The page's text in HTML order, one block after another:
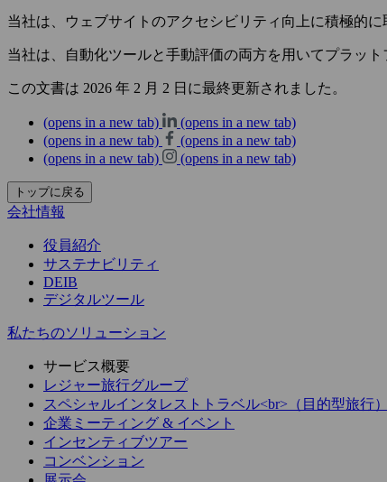
当社は、ウェブサイトのアクセシビリティ向上に積極的に
当社は、自動化ツールと手動評価の両方を用いてプラッ
この文書は 2026 年 2 月 2 日に最終更新されました。
(opens in a new tab)
(opens in a new tab)
(opens in a new tab)
(opens in a new tab)
(opens in a new tab)
(opens in a new tab)
トップに戻る
会社情報
役員紹介
サステナビリティ
DEIB
デジタルツール
私たちのソリューション
サービス概要
レジャー旅行グループ
スペシャルインタレストトラベル<br>（目的型旅行）
企業ミーティング & イベント
インセンティブツアー
コンベンション